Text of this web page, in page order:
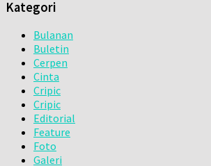
Kategori
Bulanan
Buletin
Cerpen
Cinta
Cripic
Cripic
Editorial
Feature
Foto
Galeri